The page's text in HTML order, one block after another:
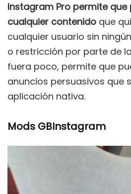
Instagram Pro permite
cualquier contenido que
cualquier usuario sin
o restricción por parte de
fuera poco, permite que
anuncios persuasivos que
aplicación nativa.
Mods GBInstagram